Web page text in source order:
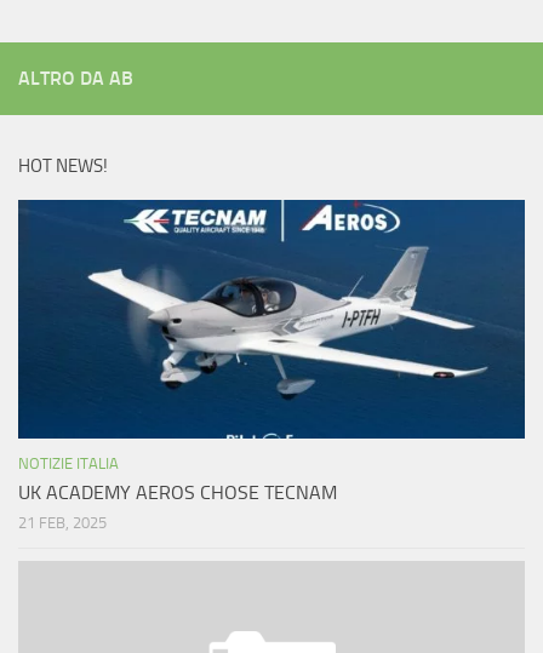
ALTRO DA AB
HOT NEWS!
NOTIZIE ITALIA
UK ACADEMY AEROS CHOSE TECNAM
21 FEB, 2025